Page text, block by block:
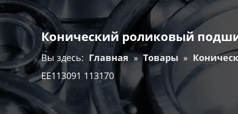
Конический роликовый
Вы здесь: Главная » Товары »
EE113091 113170